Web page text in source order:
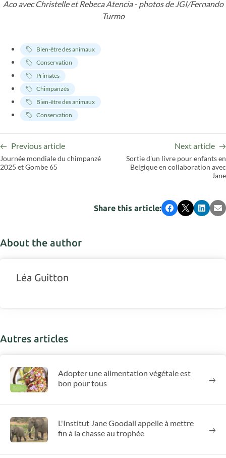
Aco avec Christelle et Rebeca Atencia - photos de JGI/Fernando
Turmo
Bien-être des animaux
Conservation
Primates
Chimpanzés
Bien-être des animaux
Conservation
Previous article
Journée mondiale du chimpanzé
2025 et Gombe 65
Next article
Sortie d'un livre pour enfants en
Belgique en collaboration avec
Jane
Share this article: Facebook
X
About the author
Léa Guitton
Autres articles
Adopter une alimentation végétale est
bon pour tous
L'Institut Jane Goodall appelle à mettre
fin à la chasse au trophée